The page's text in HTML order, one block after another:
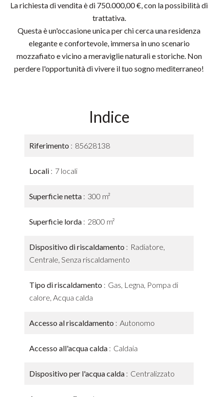
La richiesta di vendita è di 750.000,00 €, con la possibilità di
trattativa.
Questa è un'occasione unica per chi cerca una residenza
elegante e confortevole, immersa in uno scenario
mozzafiato e vicino a meraviglie naturali e storiche. Non
perdere l'opportunità di vivere il tuo sogno mediterraneo!
Indice
Riferimento 85628138
Locali 7 locali
Superficie netta 300 m²
Superficie lorda 2800 m²
Dispositivo di riscaldamento
Radiatore,
Centrale, Senza riscaldamento
Tipo di riscaldamento
Gas, Legna, Pompa di
calore, Acqua calda
Accesso al riscaldamento Autonomo
Accesso all'acqua calda Caldaia
Dispositivo per l'acqua calda Centralizzato